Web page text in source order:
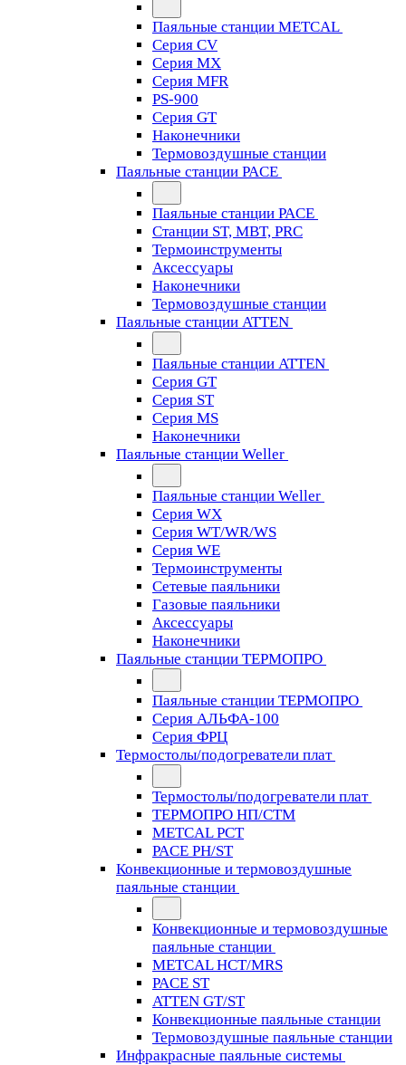
Паяльные станции METCAL
Серия CV
Серия MX
Серия MFR
PS-900
Серия GT
Наконечники
Термовоздушные станции
Паяльные станции PACE
Паяльные станции PACE
Станции ST, MBT, PRC
Термоинструменты
Аксессуары
Наконечники
Термовоздушные станции
Паяльные станции ATTEN
Паяльные станции ATTEN
Серия GT
Серия ST
Серия MS
Наконечники
Паяльные станции Weller
Паяльные станции Weller
Серия WX
Серия WT/WR/WS
Серия WE
Термоинструменты
Сетевые паяльники
Газовые паяльники
Аксессуары
Наконечники
Паяльные станции ТЕРМОПРО
Паяльные станции ТЕРМОПРО
Серия АЛЬФА-100
Серия ФРЦ
Термостолы/подогреватели плат
Термостолы/подогреватели плат
ТЕРМОПРО НП/СТМ
METCAL PCT
PACE PH/ST
Конвекционные и термовоздушные
паяльные станции
Конвекционные и термовоздушные
паяльные станции
METCAL HCT/MRS
PACE ST
ATTEN GT/ST
Конвекционные паяльные станции
Термовоздушные паяльные станции
Инфракрасные паяльные системы